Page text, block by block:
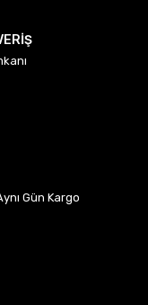
Gün Kargo